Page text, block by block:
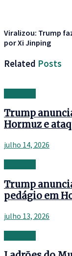
Viralizou: Trump
por Xi Jinping
Related Posts
Trump
Hormuz e
julho 14, 2026
Trump
pedágio em
julho 13, 2026